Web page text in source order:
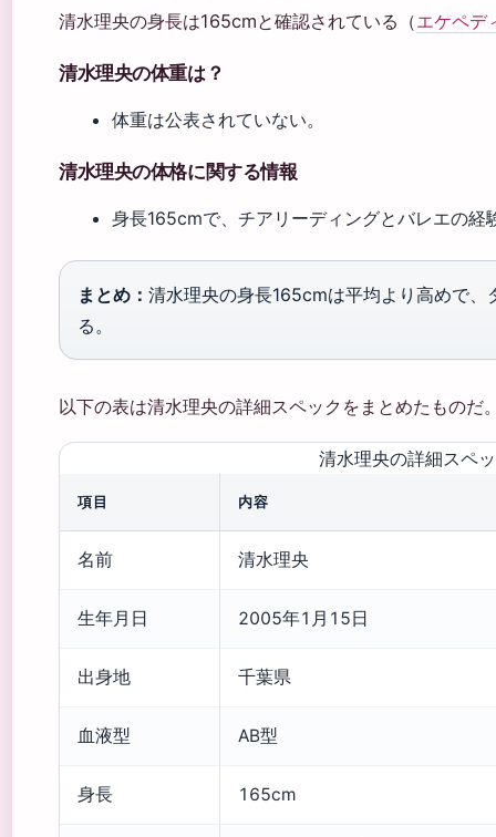
清水理央の身長は165cmと確認されている（エケペデ
清水理央の体重は？
体重は公表されていない。
清水理央の体格に関する情報
身長165cmで、チアリーディングとバレエの
まとめ： 清水理央の身長165cmは平均より高めで
る。
以下の表は清水理央の詳細スペックをまとめたものだ
清水理央の詳細スペ
項目 内容
名前 清水理央
生年月日 2005年1月15日
出身地 千葉県
血液型 AB型
身長 165cm